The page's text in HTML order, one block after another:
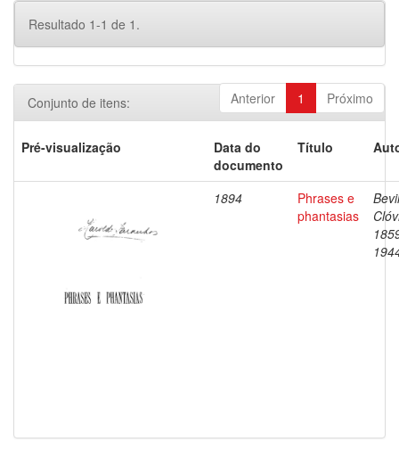
Resultado 1-1 de 1.
Anterior 1 Próximo
Conjunto de itens:
Pré-visualização
Data do
documento
Título
1894
Phrases e
phantasias